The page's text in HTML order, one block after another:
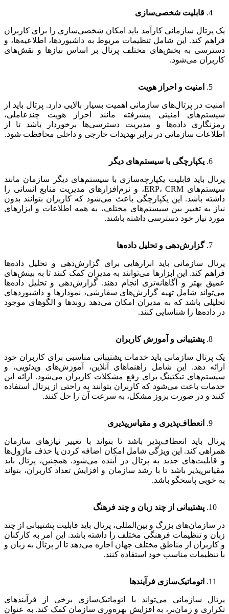
قابلیت شخصی‌سازی
یک پرتال سازمانی کارآمد باید امکان شخصی‌سازی را برای کاربران
فراهم کند. این شامل تنظیمات مربوط به داشبوردها، اطلاعیه‌ها، و
دسترسی به بخش‌های مختلف پرتال بر اساس نیازها و نقش‌های
کاربران می‌شود.
امنیت و احراز هویت
امنیت در پرتال‌های سازمانی اهمیت بسیار بالایی دارد. پرتال باید از
سیستم‌های امنیتی پیشرفته مانند احراز هویت چندعاملی،
رمزنگاری داده‌ها و مدیریت دسترسی‌ها برخوردار باشد تا از
اطلاعات سازمانی در برابر تهدیدات خارجی و داخلی محافظت شود.
یکپارچگی با سیستم‌های دیگر
پرتال باید قابلیت یکپارچه‌سازی با سیستم‌های دیگر سازمان مانند
سیستم‌های ERP، CRM، و نرم‌افزارهای مدیریت منابع انسانی را
داشته باشد. این یکپارچگی باعث می‌شود که کاربران بتوانند بدون
نیاز به تغییر بین سیستم‌های مختلف، به همه اطلاعات و ابزارهای
مورد نیاز خود دسترسی داشته باشند.
گزارش‌دهی و تحلیل داده‌ها
پرتال سازمانی باید ابزارهایی برای گزارش‌دهی و تحلیل داده‌ها
فراهم کند. این ابزارها می‌توانند به مدیران کمک کنند تا به بینش‌های
عمیق‌ بهتر و آگاهانه‌تری انجام دهند. گزارش‌دهی و تحلیل داده‌ها
می‌تواند شامل تهیه گزارش‌های سفارشی، نمودارها و داشبوردهای
تحلیلی باشد که به مدیران امکان می‌دهد روندها و الگوهای موجود
در داده‌ها را شناسایی کنند.
پشتیبانی و آموزش کاربران
یک پرتال سازمانی باید خدمات پشتیبانی مناسبی برای کاربران خود
ارائه دهد. این شامل راهنماهای آنلاین، آموزش‌های ویدئویی، و
سیستم‌های تیکتینگ برای رفع مشکلات کاربران می‌شود. ارائه این
خدمات باعث می‌شود که کاربران بتوانند به راحتی از پرتال استفاده
کنند و در صورت بروز مشکل، به سرعت آن را حل کنند.
انعطاف‌پذیری و مقیاس‌پذیری
پرتال باید انعطاف‌پذیر باشد تا بتواند با تغییر نیازهای سازمان
همراهی کند. این ویژگی شامل امکان اضافه کردن یا حذف ماژول‌ها
و قابلیت‌های جدید به پرتال در آینده می‌شود. همچنین، پرتال باید
مقیاس‌پذیر باشد تا با رشد سازمان و افزایش تعداد کاربران، بتواند
به خوبی پاسخگو باشد.
پشتیبانی از چند زبان و چند فرهنگ
در سازمان‌های بزرگ و بین‌المللی، پرتال باید قابلیت پشتیبانی از چند
زبان و تنظیمات فرهنگی مختلف را داشته باشد. این امر به کارکنان
و کاربران از مناطق مختلف جهان اجازه می‌دهد تا از پرتال به زبان و
با تنظیمات مناسب خود استفاده کنند.
اتوماتیک‌سازی فرآیندها
پرتال سازمانی می‌تواند با اتوماتیک‌سازی برخی از فرآیندهای
تکراری و زمان‌بر، به افزایش بهره‌وری سازمان کمک کند. به عنوان